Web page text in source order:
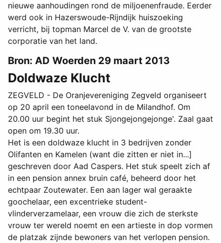
nieuwe aanhoudingen rond de miljoenenfraude. Eerder
werd ook in Hazerswoude-Rijndijk huiszoeking
verricht, bij topman Marcel de V. van de grootste
corporatie van het land.
Bron: AD Woerden 29 maart 2013
Doldwaze Klucht
ZEGVELD - De Oranjevereniging Zegveld organiseert
op 20 april een toneelavond in de Milandhof. Om
20.00 uur begint het stuk Sjongejongejonge'. Zaal gaat
open om 19.30 uur.
Het is een doldwaze klucht in 3 bedrijven zonder
Olifanten en Kamelen (want die zitten er niet in...]
geschreven door Aad Caspers. Het stuk speelt zich af
in een pension annex bruin café, beheerd door het
echtpaar Zoutewater. Een aan lager wal geraakte
goochelaar, een excentrieke student-
vlinderverzamelaar, een vrouw die zich de sterkste
vrouw ter wereld noemt en een artieste in dop vormen
de platzak zijnde bewoners van het verlopen pension.